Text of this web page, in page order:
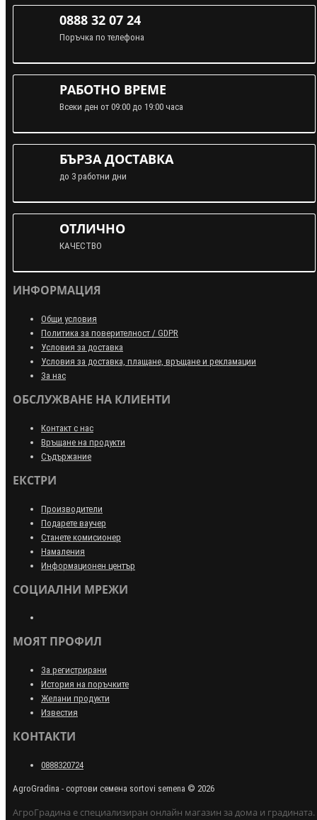
0888 32 07 24
Поръчка по телефона
РАБОТНО ВРЕМЕ
Всеки ден от 09:00 до 19:00 часа
БЪРЗА ДОСТАВКА
до 3 работни дни
ОТЛИЧНО
КАЧЕСТВО
ИНФОРМАЦИЯ
Общи условия
Политика за поверителност / GDPR
Условия за доставка
Условия за доставка, плащане, връщане и рекламации
За нас
ОБСЛУЖВАНЕ НА КЛИЕНТИ
Контакт с нас
Връщане на продукти
Съдържание
ЕКСТРИ
Производители
Подарете ваучер
Станете комисионер
Намаления
Информационен център
СОЦИАЛНИ МРЕЖИ
МОЯТ ПРОФИЛ
За регистрирани
История на поръчките
Желани продукти
Известия
КОНТАКТИ
0888320724
AgroGradina - сортови семена sortovi semena © 2026
АгроГрадина е специализиран онлайн магазин за дома и градината.